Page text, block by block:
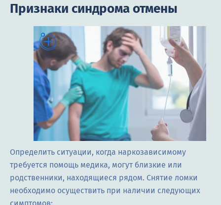
Признаки синдрома отмены
Определить ситуации, когда наркозависимому
требуется помощь медика, могут близкие или
родственники, находящиеся рядом. Снятие ломки
необходимо осуществить при наличии следующих
симптомов: